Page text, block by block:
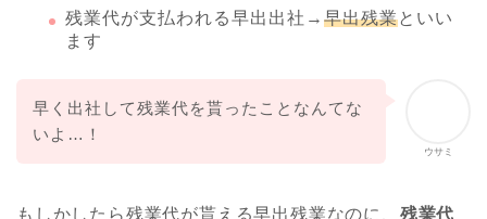
残業代が支払われる早出出社→ 早出残業といい
ます
ウサミ
早く出社して残業代を貰ったことなんてな
いよ…！
もしかしたら残業代が貰える早出残業なのに、 残業代